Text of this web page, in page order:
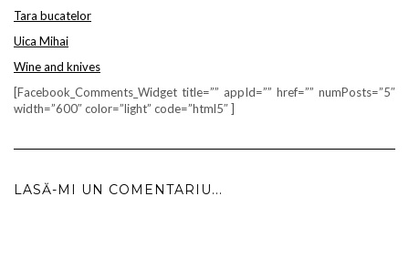
Tara bucatelor
Uica Mihai
Wine and knives
[Facebook_Comments_Widget title=”” appId=”” href=”” numPosts=”5″
width=”600″ color=”light” code=”html5″ ]
LASĂ-MI UN COMENTARIU...